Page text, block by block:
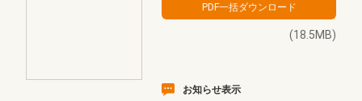
(18.5MB)
お知らせ表示